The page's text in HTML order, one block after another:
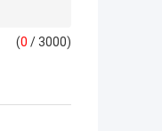
(0 / 3000)